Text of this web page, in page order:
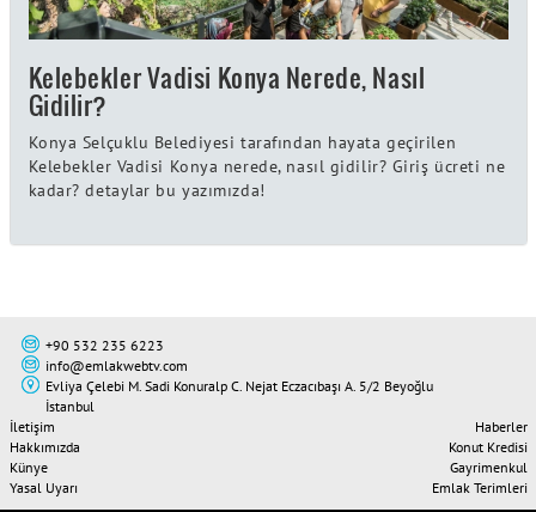
Kelebekler Vadisi Konya Nerede, Nasıl
Gidilir?
Konya Selçuklu Belediyesi tarafından hayata geçirilen
Kelebekler Vadisi Konya nerede, nasıl gidilir? Giriş ücreti ne
kadar? detaylar bu yazımızda!
+90 532 235 6223
info@emlakwebtv.com
Evliya Çelebi M. Sadi Konuralp C. Nejat Eczacıbaşı A. 5/2 Beyoğlu
İstanbul
İletişim
Hakkımızda
Künye
Yasal Uyarı
Haberler
Konut Kredisi
Gayrimenkul
Emlak Terimleri